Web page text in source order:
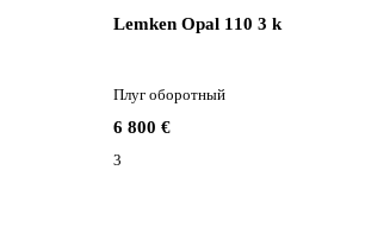
Lemken Opal 110 3 k
6 800 €
Плуг оборотный
3